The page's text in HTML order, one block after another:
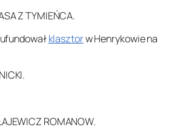
Z TYMIEŃCA.
klasztorw Henrykowie na
ROMANOW.